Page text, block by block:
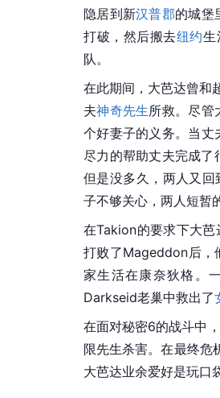
隐居到新汉普郡的城堡
打破，然后搬去纽约生
队。
在此期间，大芭达曾和
夫神奇先生所救。尽管
个好妻子的义务。当丈
尽力的帮助丈夫完成
但是没多久，两人又
子不够关心，两人短暂
在Takion的要求下大
打败了Mageddon后，
家生活在康奈狄格。
Darkseid老巢中救出了
在面对秘密6的战斗中
限先生杀害。在最终危
大芭达业余爱好是玩口